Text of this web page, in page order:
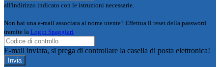
all'indirizzo indicato con le istruzioni necessarie.
Non hai una e-mail associata al nome utente? Effettua il reset della password
tramite la Login Spaggiari
E-mail inviata, si prega di controllare la casella di posta elettronica!